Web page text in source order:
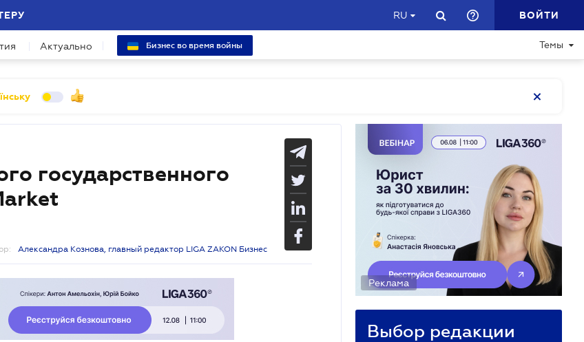
RU ВОЙТИ
Актуально Бизнес во время войны Темы
государственного
Александра Кознова, главный редактор LIGA ZAKON Бизнес
Реклама
Выбор редакции